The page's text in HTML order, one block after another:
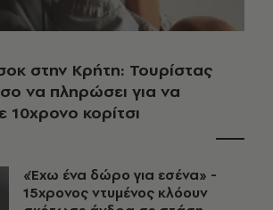
στην Κρήτη: Τουρίστας
να πληρώσει για να
10χρονο κορίτσι
«Έχω ένα δώρο για εσένα» -
15χρονος ντυμένος κλόουν